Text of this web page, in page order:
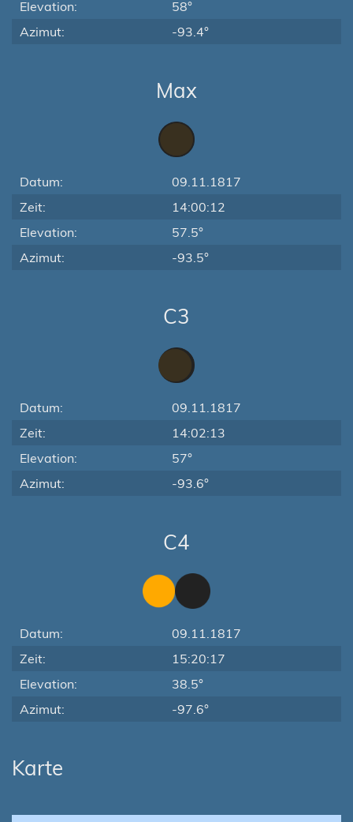
Elevation:
58°
Azimut:
-93.4°
Max
Datum:
09.11.1817
Zeit:
14:00:12
Elevation:
57.5°
Azimut:
-93.5°
C3
Datum:
09.11.1817
Zeit:
14:02:13
Elevation:
57°
Azimut:
-93.6°
C4
Datum:
09.11.1817
Zeit:
15:20:17
Elevation:
38.5°
Azimut:
-97.6°
Karte